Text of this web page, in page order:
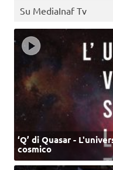
Su MediaInaf Tv
‘Q’ di Quasar -
cosmico